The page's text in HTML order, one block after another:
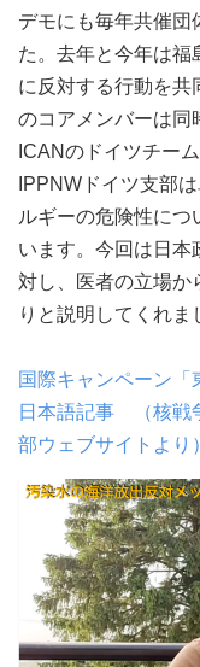
デモにも毎年共催団
た。去年と今年は福
に反対する行動を共
のコアメンバーは同
ICANのドイツチー
IPPNWドイツ支部
ルギーの危険性につ
います。今回は日本
対し、医者の立場か
りと説明してくれま
国際キャンペーン
日本語記事 （核戦
部ウェブサイトより）